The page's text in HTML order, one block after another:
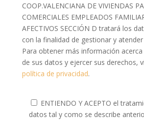
COOP.VALENCIANA DE VIVIENDAS
COMERCIALES EMPLEADOS
AFECTIVOS SECCIÓN D tratará los
con la finalidad de gestionar y
Para obtener más información
de sus datos y ejercer sus derechos,
política de privacidad.
ENTIENDO Y ACEPTO el
datos tal y como se describe